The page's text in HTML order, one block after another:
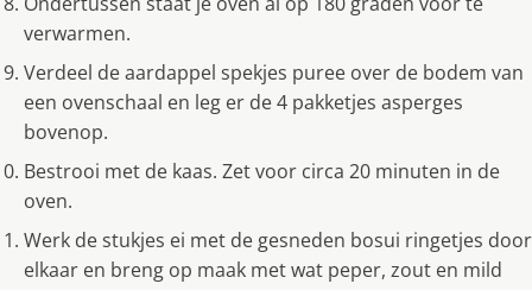
verwarmen.
Verdeel de aardappel spekjes puree over de bodem van
een ovenschaal en leg er de 4 pakketjes asperges
bovenop.
Bestrooi met de kaas. Zet voor circa 20 minuten in de
oven.
Werk de stukjes ei met de gesneden bosui ringetjes door
elkaar en breng op maak met wat peper, zout en mild